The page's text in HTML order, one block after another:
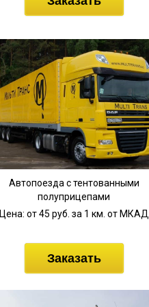
Автопоезда с тентованными
полуприцепами
Цена: от 45 руб. за 1 км. от МКАД
Заказать